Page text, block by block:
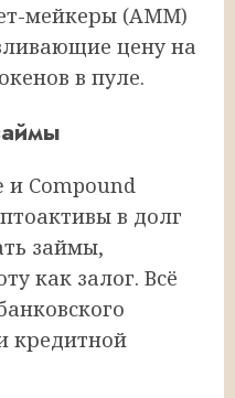
мейкеры (AMM)
цену на
в пуле.
и Compound
в долг
займы,
как залог. Всё
кредитной